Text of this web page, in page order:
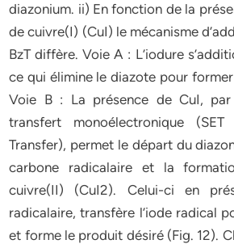
diazonium. ii) En fonction de la
de cuivre(I) (CuI) le mécanisme
BzT diffère. Voie A : L’iodure
ce qui élimine le diazote pour
Voie B : La présence de CuI,
transfert monoélectronique
Transfer), permet le départ du
carbone radicalaire et la
cuivre(II) (CuI2). Celui-ci en
radicalaire, transfère l’iode radical
et forme le produit désiré (Fig. 12).